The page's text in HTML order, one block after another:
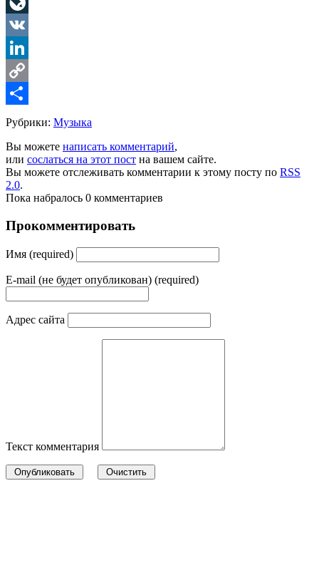
LiveJournal
VK
LinkedIn
Copy
Link
Share
Рубрики: Музыка
Вы можете написать комментарий,
или сослаться на этот пост на вашем сайте.
Вы можете отслеживать комментарии к этому посту по RSS
2.0.
Пока набралось 0 комментариев
Прокомментировать
Имя (required)
E-mail (не будет опубликован) (required)
Адрес сайта
Текст комментария